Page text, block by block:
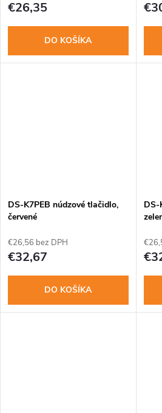
€26,35
DO KOŠÍKA
DS-K7PEB núdzové tlačidlo,
červené
€26,56 bez DPH
€32,67
DO KOŠÍKA
DS-